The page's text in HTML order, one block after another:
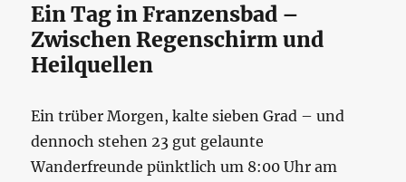
Ein Tag in Franzensbad –
Zwischen Regenschirm und
Heilquellen
Ein trüber Morgen, kalte sieben Grad – und
dennoch stehen 23 gut gelaunte
Wanderfreunde pünktlich um 8:00 Uhr am